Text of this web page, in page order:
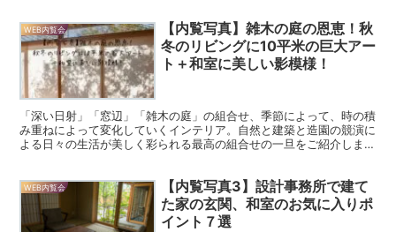
WEB内覧会
【内覧写真】雑木の庭の恩恵！秋
冬のリビングに10平米の巨大アー
ト＋和室に美しい影模様！
「深い日射」「窓辺」「雑木の庭」の組合せ、季節によって、時の積
み重ねによって変化していくインテリア。自然と建築と造園の競演に
よる日々の生活が美しく彩られる最高の組合せの一旦をご紹介しま
WEB内覧会
【内覧写真3】設計事務所で建て
た家の玄関、和室のお気に入りポ
イント７選